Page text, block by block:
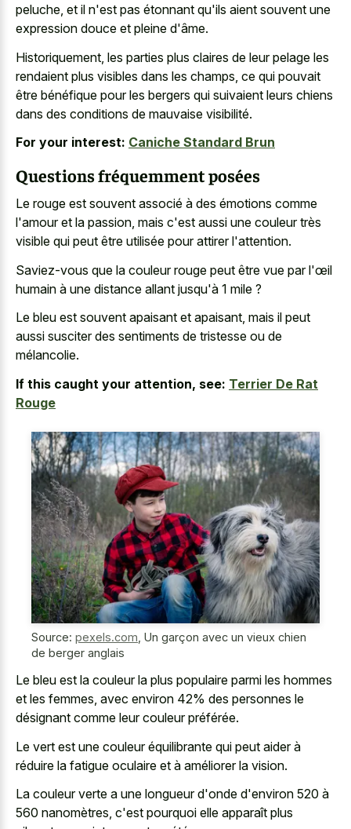
peluche, et il n'est pas étonnant qu'ils aient souvent une
expression douce et pleine d'âme.
Historiquement, les parties plus claires de leur pelage les
rendaient plus visibles dans les champs, ce qui pouvait
être bénéfique pour les bergers qui suivaient leurs chiens
dans des conditions de mauvaise visibilité.
For your interest: Caniche Standard Brun
Questions fréquemment posées
Le rouge est souvent associé à des émotions comme
l'amour et la passion, mais c'est aussi une couleur très
visible qui peut être utilisée pour attirer l'attention.
Saviez-vous que la couleur rouge peut être vue par l'œil
humain à une distance allant jusqu'à 1 mile ?
Le bleu est souvent apaisant et apaisant, mais il peut
aussi susciter des sentiments de tristesse ou de
mélancolie.
If this caught your attention, see: Terrier De Rat
Rouge
Source: pexels.com Un garçon avec un vieux chien
de berger anglais
Le bleu est la couleur la plus populaire parmi les hommes
et les femmes, avec environ 42% des personnes le
désignant comme leur couleur préférée.
Le vert est une couleur équilibrante qui peut aider à
réduire la fatigue oculaire et à améliorer la vision.
La couleur verte a une longueur d'onde d'environ 520 à
560 nanomètres, c'est pourquoi elle apparaît plus